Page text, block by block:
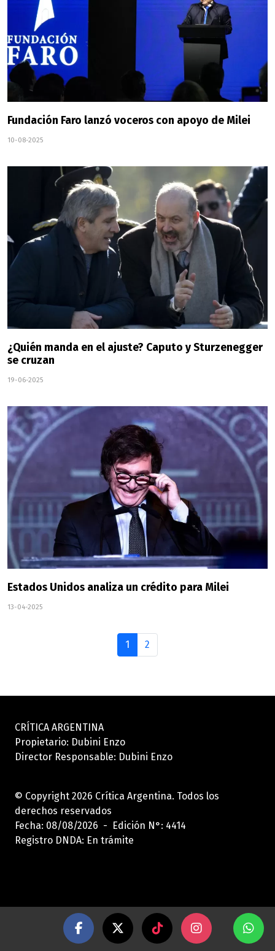
Fundación Faro lanzó voceros con apoyo de Milei
10-08-2025
¿Quién manda en el ajuste? Caputo y Sturzenegger
se cruzan
19-06-2025
Estados Unidos analiza un crédito para Milei
13-04-2025
1 2
CRÍTICA ARGENTINA
Propietario: Dubini Enzo
Director Responsable: Dubini Enzo
© Copyright 2026 Crítica Argentina. Todos los
derechos reservados
Fecha: 08/08/2026 - Edición N°: 4414
Registro DNDA: En trámite